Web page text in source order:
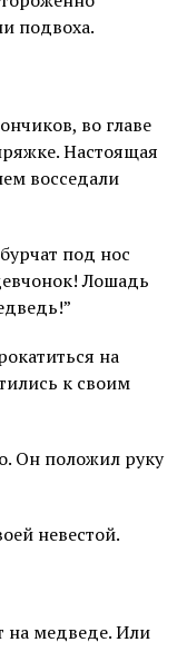
подвоха.
во главе
Настоящая
восседали
под нос
Лошадь
на
к своим
Он положил руку
невестой.
на медведе. Или